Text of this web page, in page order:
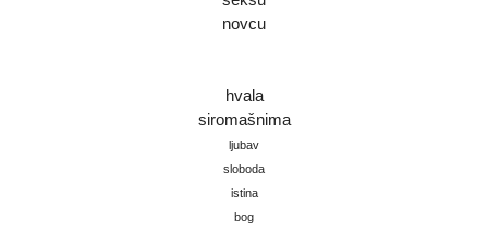
novcu
hvala
siromašnima
ljubav
sloboda
istina
bog